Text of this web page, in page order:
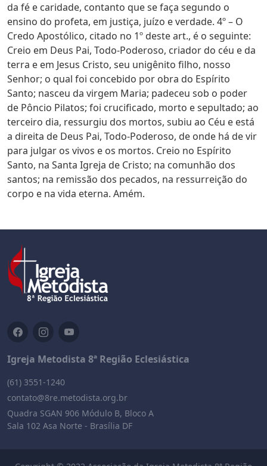
da fé e caridade, contanto que se faça segundo o
ensino do profeta, em justiça, juízo e verdade. 4º – O
Credo Apostólico, citado no 1º deste art., é o seguinte:
Creio em Deus Pai, Todo-Poderoso, criador do céu e da
terra e em Jesus Cristo, seu unigênito filho, nosso
Senhor; o qual foi concebido por obra do Espírito
Santo; nasceu da virgem Maria; padeceu sob o poder
de Pôncio Pilatos; foi crucificado, morto e sepultado; ao
terceiro dia, ressurgiu dos mortos, subiu ao Céu e está
a direita de Deus Pai, Todo-Poderoso, de onde há de vir
para julgar os vivos e os mortos. Creio no Espírito
Santo, na Santa Igreja de Cristo; na comunhão dos
santos; na remissão dos pecados, na ressurreição do
corpo e na vida eterna. Amém.
Igreja Metodista 8ª Região Eclesiástica
(61) 3551-1240
contato@8re.metodista.org.br
Quadra SGAN 906 Módulo B, Bloco A
Sala 102 Asa Norte - Brasília DF